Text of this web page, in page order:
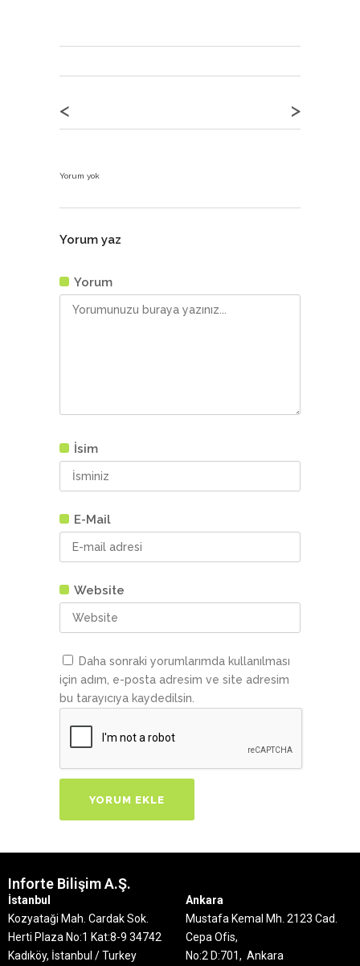
< >
Yorum yok
Yorum yaz
Yorum
İsim
E-Mail
Website
Daha sonraki yorumlarımda kullanılması
için adım, e-posta adresim ve site adresim
bu tarayıcıya kaydedilsin.
Inforte Bilişim A.Ş.
İstanbul
Kozyataği Mah. Cardak Sok.
Herti Plaza No:1 Kat:8-9 34742
Kadıköy, İstanbul / Turkey
Ankara
Mustafa Kemal Mh. 2123 Cad.
Cepa Ofis,
No:2 D:701, Ankara